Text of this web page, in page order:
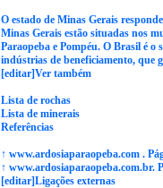
O estado de Minas Gerais
Minas Gerais estão situadas nos
Paraopeba e Pompéu. O Brasil é
indústrias de beneficiamento, que
[editar]Ver também
Lista de rochas
Lista de minerais
Referências
↑ www.ardosiaparaopeba.com .
↑ www.ardosiaparaopeba.com.br.
[editar]Ligações externas